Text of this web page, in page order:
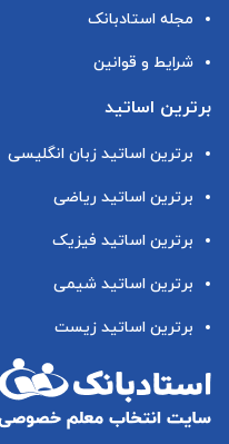
مجله استادبانک
شرایط و قوانین
برترین اساتید
برترین اساتید زبان انگلیسی
برترین اساتید ریاضی
برترین اساتید فیزیک
برترین اساتید شیمی
برترین اساتید زیست